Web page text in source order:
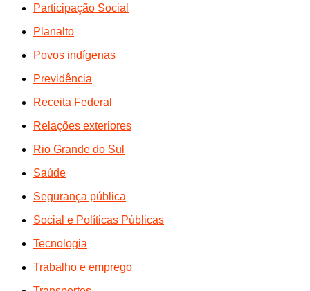
Participação Social
Planalto
Povos indígenas
Previdência
Receita Federal
Relações exteriores
Rio Grande do Sul
Saúde
Segurança pública
Social e Políticas Públicas
Tecnologia
Trabalho e emprego